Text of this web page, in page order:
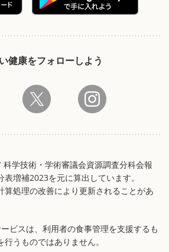
健康をフォローしよう
学技術・学術審議会資源調査分科会報
増補2023を元に算出しています。
算処理の改善により更新されることがあ
ビスは、利用者の食事管理を支援するも
うものではありません。